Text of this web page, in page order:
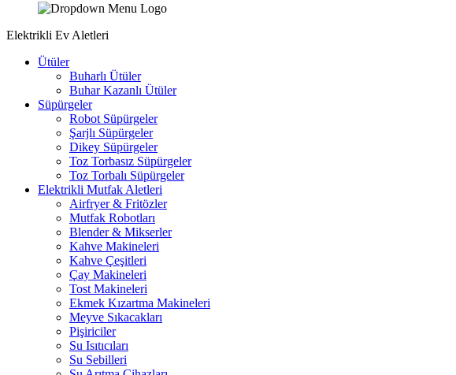
Elektrikli Ev Aletleri
Ütüler
Buharlı Ütüler
Buhar Kazanlı Ütüler
Süpürgeler
Robot Süpürgeler
Şarjlı Süpürgeler
Dikey Süpürgeler
Toz Torbasız Süpürgeler
Toz Torbalı Süpürgeler
Elektrikli Mutfak Aletleri
Airfryer & Fritözler
Mutfak Robotları
Blender & Mikserler
Kahve Makineleri
Kahve Çeşitleri
Çay Makineleri
Tost Makineleri
Ekmek Kızartma Makineleri
Meyve Sıkacakları
Pişiriciler
Su Isıtıcıları
Su Sebilleri